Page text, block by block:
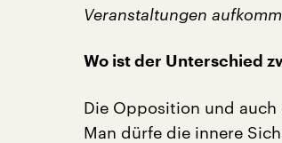
Veranstaltungen
Wo ist der Unterschied
Die Opposition und
Man dürfe die innere